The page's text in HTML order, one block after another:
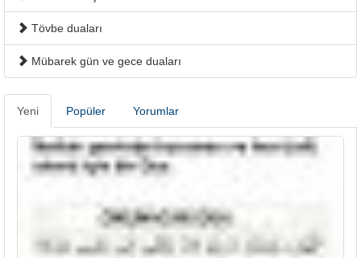
Tövbe duaları
Mübarek gün ve gece duaları
Yeni Popüler Yorumlar